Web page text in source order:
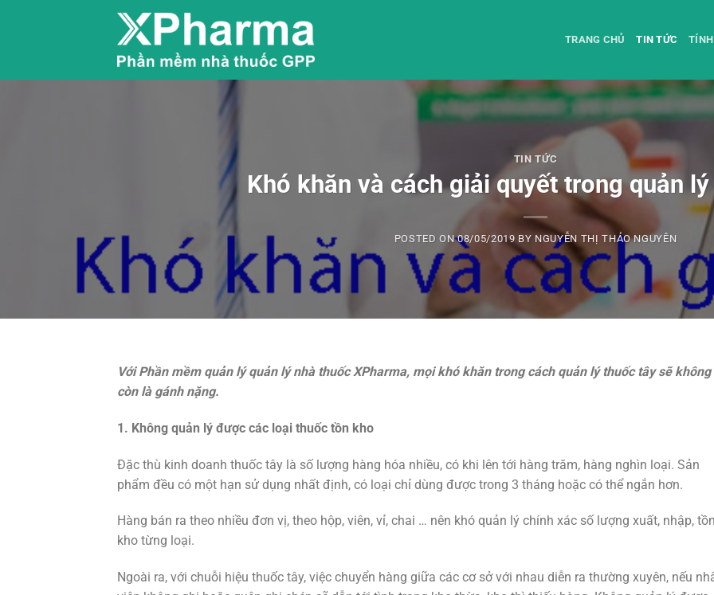
TRANG CHỦ TIN TỨC
TIN TỨC
Khó khăn và cách giải quyết trong quản
POSTED ON08/05/2019 BY NGUYỄN THỊ THẢO NGUYÊN
Với Phần mềm quản lý quản lý nhà thuốc XPharma, mọi khó khăn trong cách quản lý thuốc tây sẽ không
còn là gánh nặng.
1. Không quản lý được các loại thuốc tồn kho
Đặc thù kinh doanh thuốc tây là số lượng hàng hóa nhiều, có khi lên tới hàng trăm, hàng nghìn loại. Sản
phẩm đều có một hạn sử dụng nhất định, có loại chỉ dùng được trong 3 tháng hoặc có thể ngắn hơn.
Hàng bán ra theo nhiều đơn vị, theo hộp, viên, vỉ, chai … nên khó quản lý chính xác số lượng xuất, nhập,
kho từng loại.
Ngoài ra, với chuỗi hiệu thuốc tây, việc chuyển hàng giữa các cơ sở với nhau diễn ra thường xuyên, nếu